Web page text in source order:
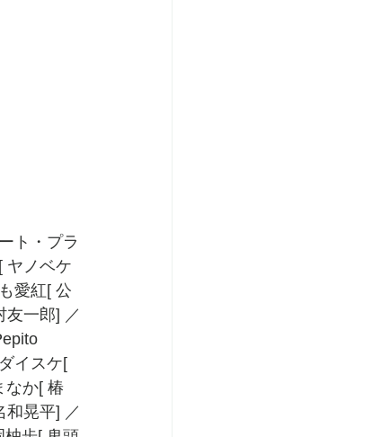
ト・プラ
ヤノベケ
愛紅[ 公
友一郎] ／
イスケ[
なか[ 椿
和晃平] ／